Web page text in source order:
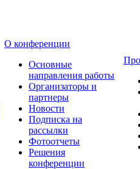
О конференции
Основные
направления работы
Организаторы и
партнеры
Новости
Подписка на
рассылки
Фотоотчеты
Решения
конференции